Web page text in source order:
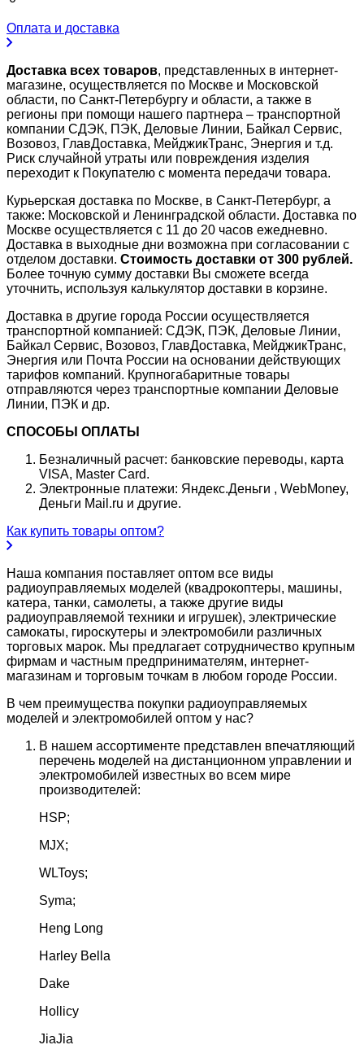
Оплата и доставка
Доставка всех товаров, представленных в интернет-
магазине, осуществляется по Москве и Московской
области, по Санкт-Петербургу и области, а также в
регионы при помощи нашего партнера – транспортной
компании СДЭК, ПЭК, Деловые Линии, Байкал Сервис,
Возовоз, ГлавДоставка, МейджикТранс, Энергия и т.д.
Риск случайной утраты или повреждения изделия
переходит к Покупателю с момента передачи товара.
Курьерская доставка по Москве, в Санкт-Петербург, а
также: Московской и Ленинградской области. Доставка по
Москве осуществляется с 11 до 20 часов ежедневно.
Доставка в выходные дни возможна при согласовании с
отделом доставки. Стоимость доставки от 300 рублей.
Более точную сумму доставки Вы сможете всегда
уточнить, используя калькулятор доставки в корзине.
Доставка в другие города России осуществляется
транспортной компанией: СДЭК, ПЭК, Деловые Линии,
Байкал Сервис, Возовоз, ГлавДоставка, МейджикТранс,
Энергия или Почта России на основании действующих
тарифов компаний. Крупногабаритные товары
отправляются через транспортные компании Деловые
Линии, ПЭК и др.
СПОСОБЫ ОПЛАТЫ
Безналичный расчет: банковские переводы, карта
VISA, Master Card.
Электронные платежи: Яндекс.Деньги , WebMoney,
Деньги Mail.ru и другие.
Как купить товары оптом?
Наша компания поставляет оптом все виды
радиоуправляемых моделей (квадрокоптеры, машины,
катера, танки, самолеты, а также другие виды
радиоуправляемой техники и игрушек), электрические
самокаты, гироскутеры и электромобили различных
торговых марок. Мы предлагает сотрудничество крупным
фирмам и частным предпринимателям, интернет-
магазинам и торговым точкам в любом городе России.
В чем преимущества покупки радиоуправляемых
моделей и электромобилей оптом у нас?
В нашем ассортименте представлен впечатляющий
перечень моделей на дистанционном управлении и
электромобилей известных во всем мире
производителей:
HSP;
MJX;
WLToys;
Syma;
Heng Long
Harley Bella
Dake
Hollicy
JiaJia